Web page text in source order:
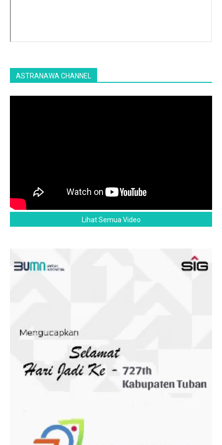
ASTRANAWA CHANNEL
Lihat Semua Video